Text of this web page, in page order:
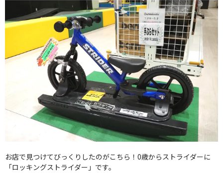
お店で見つけてびっくりしたのがこちら！0歳からストライダーに
「ロッキングストライダー」です。